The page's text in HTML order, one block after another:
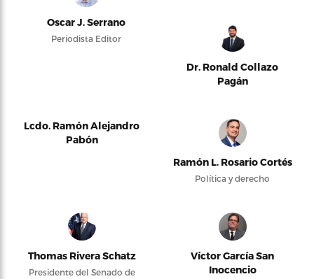
Oscar J. Serrano
Periodista Editor
Dr. Ronald Collazo
Pagán
Lcdo. Ramón Alejandro
Pabón
Ramón L. Rosario Cortés
Política y derecho
Thomas Rivera Schatz
Presidente del Senado de
Víctor García San
Inocencio